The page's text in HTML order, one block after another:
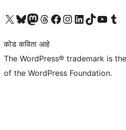
आमच्या X (एक्स) (पूर्वीचे ट्विटर) खात्याला भेट द्या आमच्या ब्लूस्की खात्याला भेट द्या.आमच्या Mastodon खात्याला भेट द्या.आमच्या थ्रेड्स खात्याला भेट द्या. आमच्या फेसबुक पेजला भेट द्या आमच्या इंस्टाग्राम खात्याला भेट द्या आमच्या लिंक्डइन खात्याला भेट द्या आमच्या टिकटॉक अकाउंटला भेट द्या.आमच्या यूट्यूब चॅनेलला भेट द्या आमच्या टंबलर खात्याला भेट द्या.
कोड कविता आहे
The WordPress® trademark is
of the WordPress Foundation.